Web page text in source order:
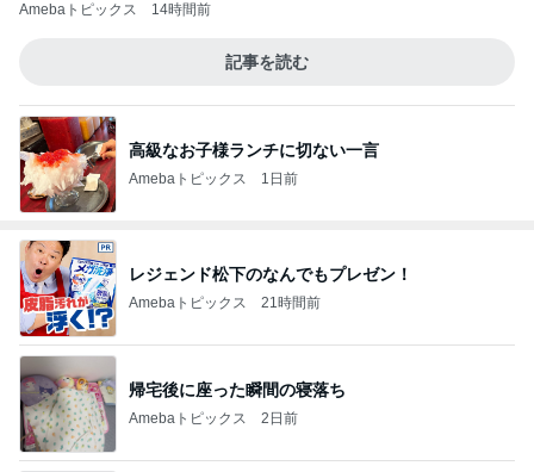
Amebaトピックス 14時間前
記事を読む
高級なお子様ランチに切ない一言
Amebaトピックス 1日前
レジェンド松下のなんでもプレゼン！
Amebaトピックス 21時間前
帰宅後に座った瞬間の寝落ち
Amebaトピックス 2日前